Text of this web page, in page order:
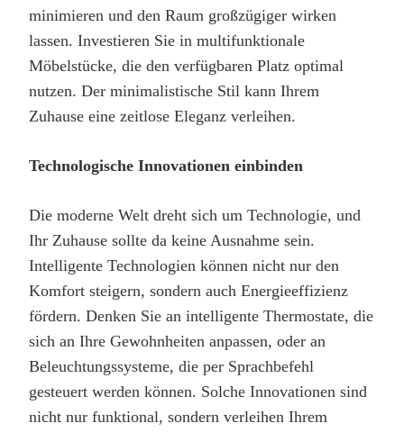
minimieren und den Raum großzügiger wirken
lassen. Investieren Sie in multifunktionale
Möbelstücke, die den verfügbaren Platz optimal
nutzen. Der minimalistische Stil kann Ihrem
Zuhause eine zeitlose Eleganz verleihen.
Technologische Innovationen einbinden
Die moderne Welt dreht sich um Technologie, und
Ihr Zuhause sollte da keine Ausnahme sein.
Intelligente Technologien können nicht nur den
Komfort steigern, sondern auch Energieeffizienz
fördern. Denken Sie an intelligente Thermostate, die
sich an Ihre Gewohnheiten anpassen, oder an
Beleuchtungssysteme, die per Sprachbefehl
gesteuert werden können. Solche Innovationen sind
nicht nur funktional, sondern verleihen Ihrem